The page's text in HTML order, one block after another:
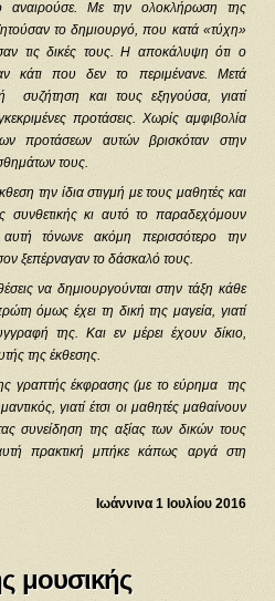
αναιρούσε. Με την ολοκλήρωση της
το δημιουργό, που κατά «τύχη»
τις δικές τους. Η αποκάλυψη ότι ο
κάτι που δεν το περιμένανε. Μετά
συζήτηση και τους εξηγούσα, γιατί
προτάσεις. Χωρίς αμφιβολία
προτάσεων αυτών βρισκόταν στην
τους.
την ίδια στιγμή με τους μαθητές και
κι αυτό το παραδεχόμουν
τόνωνε ακόμη περισσότερο την
ξεπέρναγαν το δάσκαλό τους.
να δημιουργούνται στην τάξη κάθε
όμως έχει τη δική της μαγεία, γιατί
της. Και εν μέρει έχουν δίκιο,
της έκθεσης.
γραπτής έκφρασης (με το εύρημα της
γιατί έτσι οι μαθητές μαθαίνουν
συνείδηση της αξίας των δικών τους
πρακτική μπήκε κάπως αργά στη
Ιωάννινα 1 Ιουλίου 2016
μουσικής